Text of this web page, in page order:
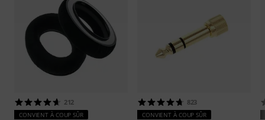
212
CONVIENT À COUP SÛR
823
CONVIENT À COUP SÛR